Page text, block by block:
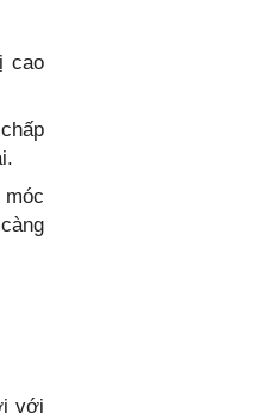
cao
với